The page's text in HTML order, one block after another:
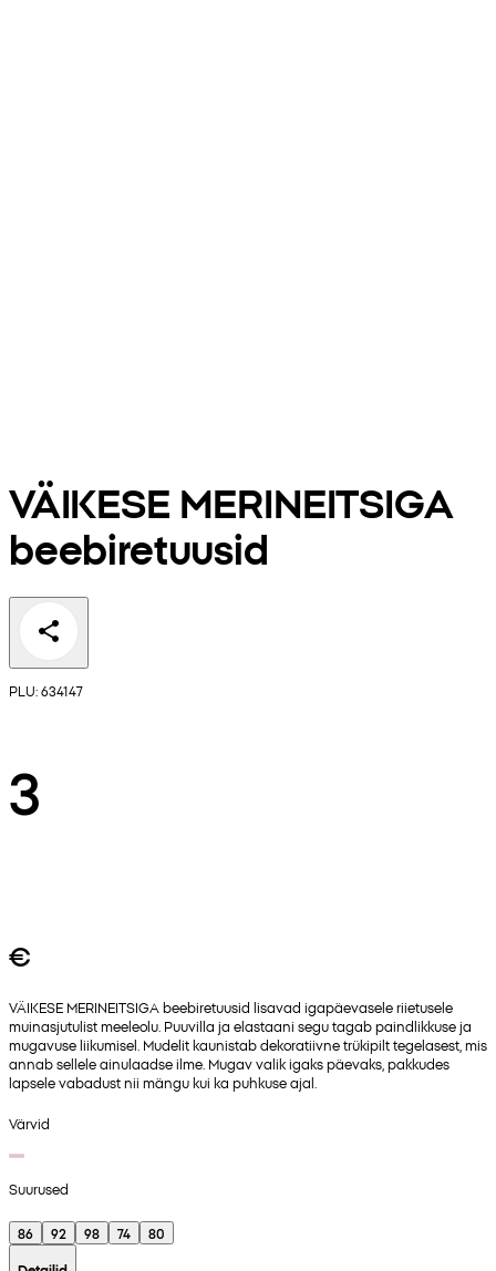
VÄIKESE MERINEITSIGA
beebiretuusid
PLU: 634147
3
€
VÄIKESE MERINEITSIGA beebiretuusid lisavad igapäevasele riietusele
muinasjutulist meeleolu. Puuvilla ja elastaani segu tagab paindlikkuse ja
mugavuse liikumisel. Mudelit kaunistab dekoratiivne trükipilt tegelasest, mis
annab sellele ainulaadse ilme. Mugav valik igaks päevaks, pakkudes
lapsele vabadust nii mängu kui ka puhkuse ajal.
Värvid
Suurused
86 92 98 74
80